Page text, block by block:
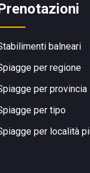
balneari
per regione
per provincia
per tipo
per località